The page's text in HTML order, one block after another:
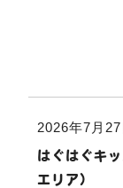
2026年7月27
はぐはぐキ
エリア）